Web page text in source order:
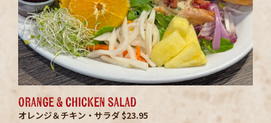
orange & chicken salad
オレンジ＆チキン・サラダ$23.95